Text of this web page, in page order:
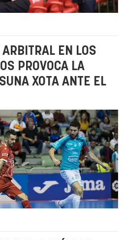
ARBITRAL EN LOS
PROVOCA LA
XOTA ANTE EL